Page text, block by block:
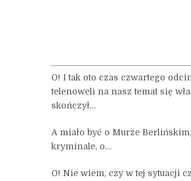
O! I tak oto czas czwartego
telenoweli na nasz temat się
skończył…
A miało być o Murze
kryminale, o…
O! Nie wiem, czy w tej sytuacji